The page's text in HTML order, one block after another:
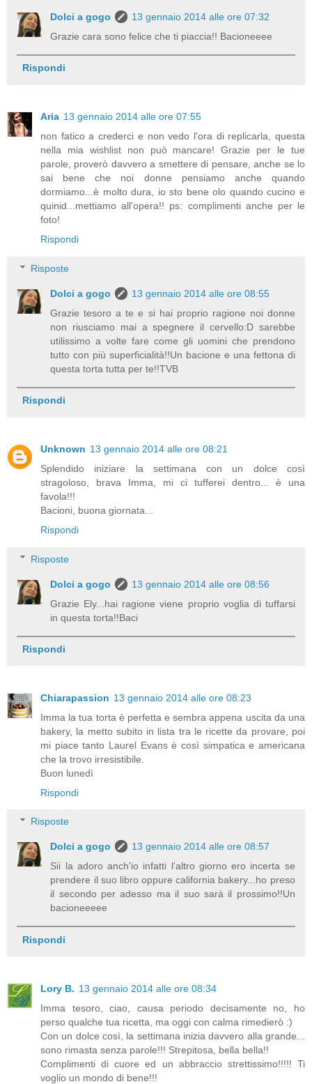
Dolci a gogo
13 gennaio 2014 alle ore 07:32
Grazie cara sono felice che ti piaccia!! Bacioneeee
Rispondi
Aria 13 gennaio 2014 alle ore 07:55
non fatico a crederci e non vedo l'ora di replicarla, questa
nella mia wishlist non può mancare! Grazie per le tue
parole, proverò davvero a smettere di pensare, anche se lo
sai bene che noi donne pensiamo anche quando
dormiamo...è molto dura, io sto bene olo quando cucino e
quinid...mettiamo all'opera!! ps: complimenti anche per le
foto!
Rispondi
Risposte
Dolci a gogo
13 gennaio 2014 alle ore 08:55
Grazie tesoro a te e si hai proprio ragione noi donne
non riusciamo mai a spegnere il cervello:D sarebbe
utilissimo a volte fare come gli uomini che prendono
tutto con più superficialità!!Un bacione e una fettona di
questa torta tutta per te!!TVB
Rispondi
Unknown 13 gennaio 2014 alle ore 08:21
Splendido iniziare la settimana con un dolce così
stragoloso, brava Imma, mi ci tufferei dentro... è una
favola!!!
Bacioni, buona giornata...
Rispondi
Risposte
Dolci a gogo
13 gennaio 2014 alle ore 08:56
Grazie Ely...hai ragione viene proprio voglia di tuffarsi
in questa torta!!Baci
Rispondi
Chiarapassion 13 gennaio 2014 alle ore 08:23
Imma la tua torta è perfetta e sembra appena uscita da una
bakery, la metto subito in lista tra le ricette da provare, poi
mi piace tanto Laurel Evans è così simpatica e americana
che la trovo irresistibile.
Buon lunedì
Rispondi
Risposte
Dolci a gogo
13 gennaio 2014 alle ore 08:57
Sii la adoro anch'io infatti l'altro giorno ero incerta se
prendere il suo libro oppure california bakery...ho preso
il secondo per adesso ma il suo sarà il prossimo!!Un
bacioneeeee
Rispondi
Lory B. 13 gennaio 2014 alle ore 08:34
Imma tesoro, ciao, causa periodo decisamente no, ho
perso qualche tua ricetta, ma oggi con calma rimedierò :)
Con un dolce così, la settimana inizia davvero alla grande...
sono rimasta senza parole!!! Strepitosa, bella bella!!
Complimenti di cuore ed un abbraccio strettissimo!!!!! Ti
voglio un mondo di bene!!!